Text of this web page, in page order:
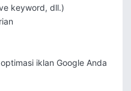
keyword, dll.)
iklan Google Anda